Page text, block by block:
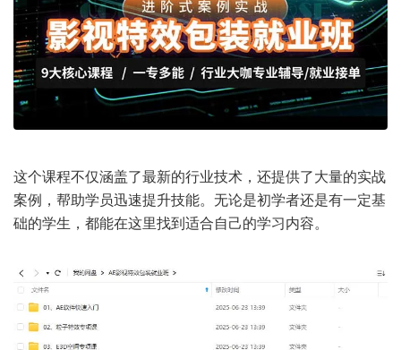
这个课程不仅涵盖了最新的行业技术，还提供了大量的实战
案例，帮助学员迅速提升技能。无论是初学者还是有一定基
础的学生，都能在这里找到适合自己的学习内容。